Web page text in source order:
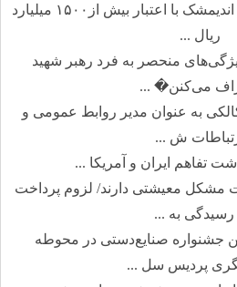
اجرای ۵ طرح آبرسانی در اندیمشک با اعتبار بیش از۱۵۰۰ میلیارد
ریال ...
منحصر به فرد رهبر شهید
می‌کنن� ...
به عنوان مدیر روابط عمومی و
ش ...
تفاهم ایران و آمریکا ...
مشکل معیشتی دارند/ لزوم پرداخت
رسیدگی به ...
جشنواره صنایع‌دستی در محوطه
پردیس سل ...